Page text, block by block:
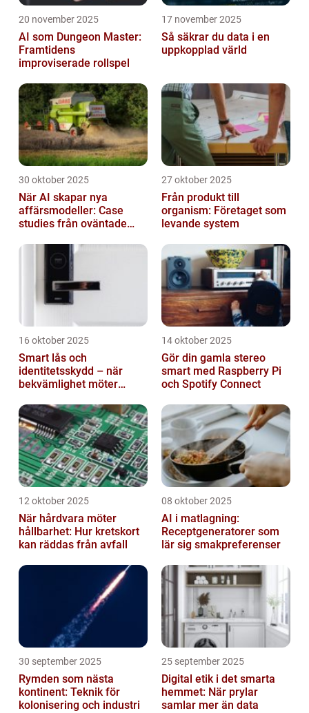
20 november 2025
AI som Dungeon Master:
Framtidens
improviserade rollspel
17 november 2025
Så säkrar du data i en
uppkopplad värld
30 oktober 2025
När AI skapar nya
affärsmodeller: Case
studies från oväntade
27 oktober 2025
Från produkt till
organism: Företaget som
levande system
16 oktober 2025
Smart lås och
identitetsskydd – när
bekvämlighet möter
14 oktober 2025
Gör din gamla stereo
smart med Raspberry Pi
och Spotify Connect
12 oktober 2025
När hårdvara möter
hållbarhet: Hur kretskort
kan räddas från avfall
08 oktober 2025
AI i matlagning:
Receptgeneratorer som
lär sig smakpreferenser
30 september 2025
Rymden som nästa
kontinent: Teknik för
kolonisering och industri
25 september 2025
Digital etik i det smarta
hemmet: När prylar
samlar mer än data